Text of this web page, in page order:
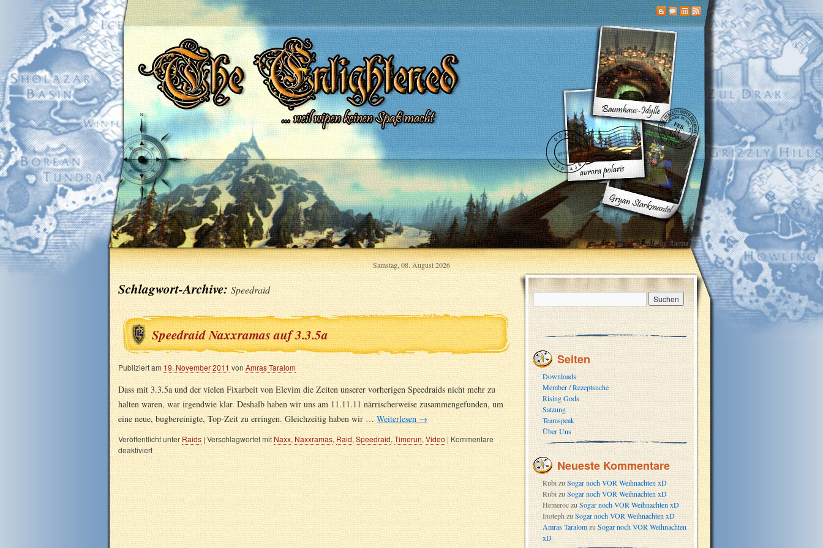
Samstag, 08. August 2026
Schlagwort-Archive:Speedraid
Speedraid Naxxramas auf 3.3.5a
Publiziert am 19. November 2011 von Amras Taralom
Dass mit 3.3.5a und der vielen Fixarbeit von Elevim die Zeiten unserer vorherigen Speedraids nicht mehr zu
halten waren, war irgendwie klar. Deshalb haben wir uns am 11.11.11 närrischerweise zusammengefunden, um
eine neue, bugbereinigte, Top-Zeit zu erringen. Gleichzeitig haben wir … Weiterlesen →
Veröffentlicht unter Raids | Verschlagwortet mitNaxx, Naxxramas,Raid,Speedraid, Timerun, Video | Kommentare
deaktiviert
Seiten
Downloads
Member / Rezeptsuche
Rising Gods
Satzung
Teamspeak
Über Uns
Neueste Kommentare
RubizuSogar noch VOR Weihnachten xD
Rubizu Sogar noch VOR Weihnachten xD
HemeroczuSogar noch VOR Weihnachten xD
Inotephzu Sogar noch VOR Weihnachten xD
Amras TaralomzuSogar noch VOR Weihnachten
xD